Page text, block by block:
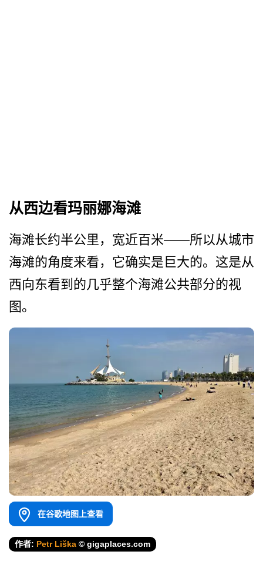
从西边看玛丽娜海滩
海滩长约半公里，宽近百米——所以从城市
海滩的角度来看，­它确实是巨大的。这是从
西向东看到的几乎整个海滩公­共部分的视
图。
在谷歌地图上查看
作者: Petr Liška © gigaplaces.com